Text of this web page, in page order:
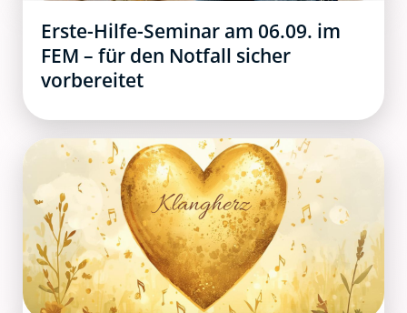
Erste-Hilfe-Seminar am 06.09. im
FEM – für den Notfall sicher
vorbereitet